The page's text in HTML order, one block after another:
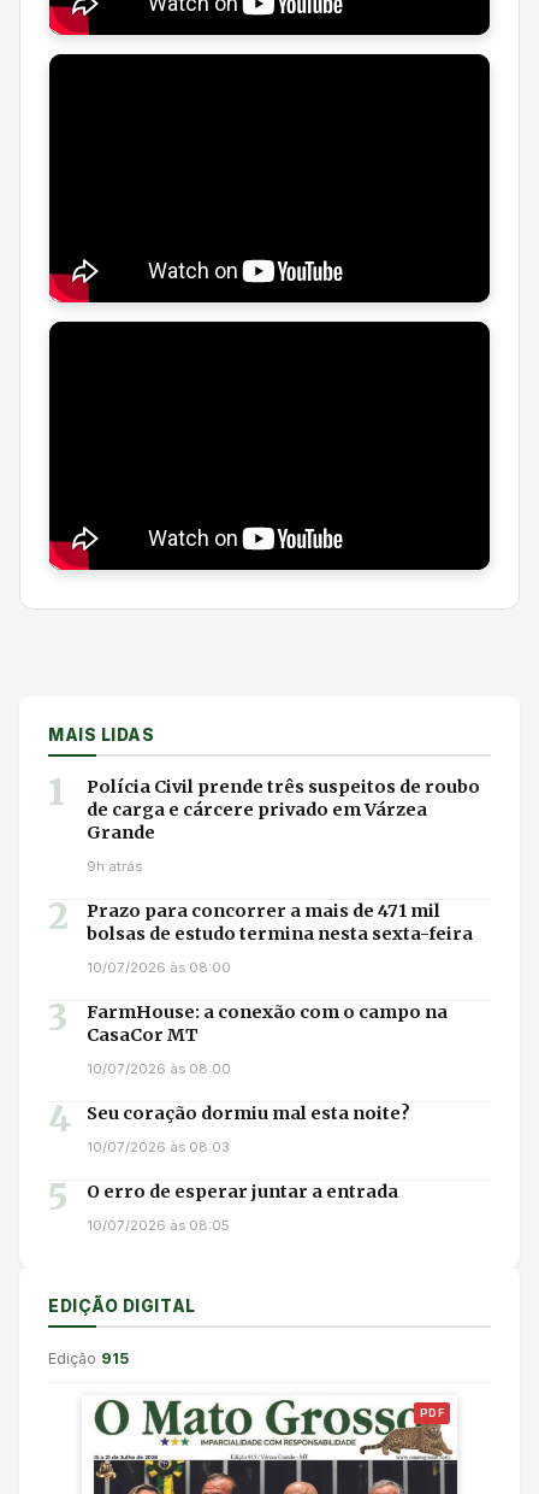
MAIS LIDAS
1
Polícia Civil prende três suspeitos de roubo
de carga e cárcere privado em Várzea
Grande
9h atrás
2
Prazo para concorrer a mais de 471 mil
bolsas de estudo termina nesta sexta-feira
10/07/2026 às 08:00
3
FarmHouse: a conexão com o campo na
CasaCor MT
10/07/2026 às 08:00
4 Seu coração dormiu mal esta noite?
10/07/2026 às 08:03
5 O erro de esperar juntar a entrada
10/07/2026 às 08:05
EDIÇÃO DIGITAL
Edição 915
PDF